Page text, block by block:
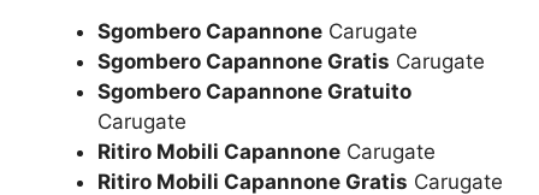
Sgombero Capannone Carugate
Sgombero Capannone Gratis Carugate
Sgombero Capannone Gratuito
Carugate
Ritiro Mobili Capannone Carugate
Ritiro Mobili Capannone Gratis Carugate